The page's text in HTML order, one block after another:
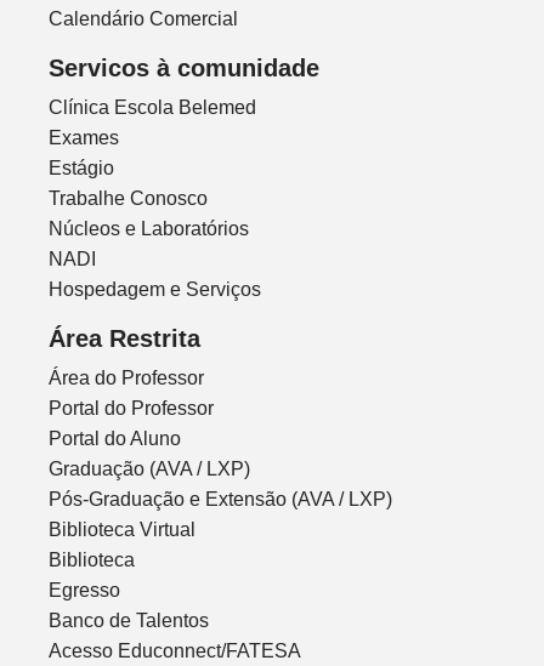
Calendário Comercial
Servicos à comunidade
Clínica Escola Belemed
Exames
Estágio
Trabalhe Conosco
Núcleos e Laboratórios
NADI
Hospedagem e Serviços
Área Restrita
Área do Professor
Portal do Professor
Portal do Aluno
Graduação (AVA / LXP)
Pós-Graduação e Extensão (AVA / LXP)
Biblioteca Virtual
Biblioteca
Egresso
Banco de Talentos
Acesso Educonnect/FATESA